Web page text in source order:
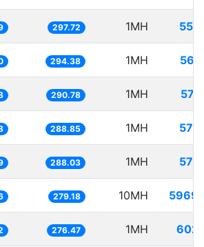
297.72 1MH
294.38 1MH
290.78 1MH
288.85 1MH
288.03 1MH
279.18 10MH
276.47 1MH